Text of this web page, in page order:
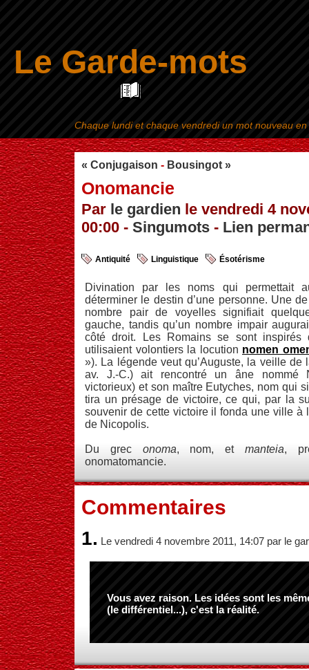
Le Garde-mots
Aller au contenu|
« Conjugaison - Bousingot »
Onomancie
Par le gardien le vendredi 4
00:00 - Singumots - Lien
Antiquité Linguistique Ésotérisme
Divination par les noms qui permettait
déterminer le destin d’une personne. Une
nombre pair de voyelles signifiait
gauche, tandis qu’un nombre impair
côté droit. Les Romains se sont inspirés
utilisaient volontiers la locution nomen
»). La légende veut qu’Auguste, la veille de
av. J.-C.) ait rencontré un âne
victorieux) et son maître Eutyches, nom qui
tira un présage de victoire, ce qui, par la
souvenir de cette victoire il fonda une ville à
de Nicopolis.
Du grec onoma, nom, et manteia,
onomatomancie.
Commentaires
1. Le vendredi 4 novembre 2011, 14:07 par le
Vous avez raison. Les idées sont les
(le différentiel...), c'est la réalité.
Chaque lundi et chaque vendredi un mot nouveau